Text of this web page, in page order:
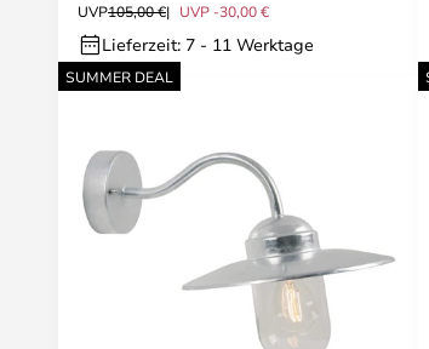
UVP105,00 € UVP -30,00 €
Lieferzeit: 7 - 11 Werktage
SUMMER DEAL